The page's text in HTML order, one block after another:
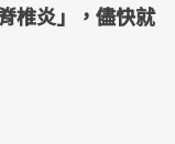
椎炎」，儘快就